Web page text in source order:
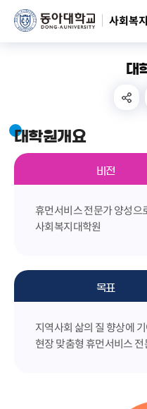
사회복
대
대학원개요
비전
휴먼서비스 전문가 양성으
사회복지대학원
목표
지역사회 삶의 질 향상에
현장 맞춤형 휴먼서비스 전